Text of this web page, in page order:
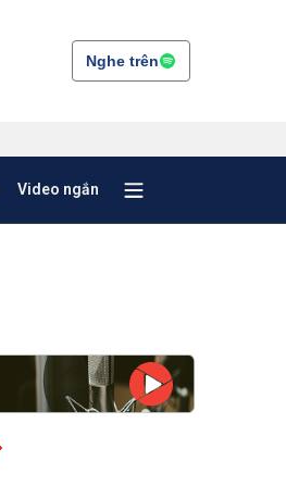
Nghe trên
Video ngắn